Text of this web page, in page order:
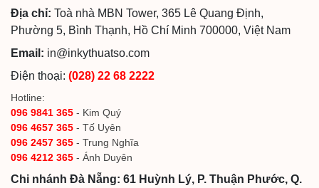
Địa chỉ: Toà nhà MBN Tower, 365 Lê Quang Định,
Phường 5, Bình Thạnh, Hồ Chí Minh 700000, Việt Nam
Email: in@inkythuatso.com
Điện thoại: (028) 22 68 2222
Hotline:
096 9841 365 - Kim Quý
096 4657 365 - Tố Uyên
096 2457 365 - Trung Nghĩa
096 4212 365 - Ánh Duyên
Chi nhánh Đà Nẵng: 61 Huỳnh Lý, P. Thuận Phước, Q.